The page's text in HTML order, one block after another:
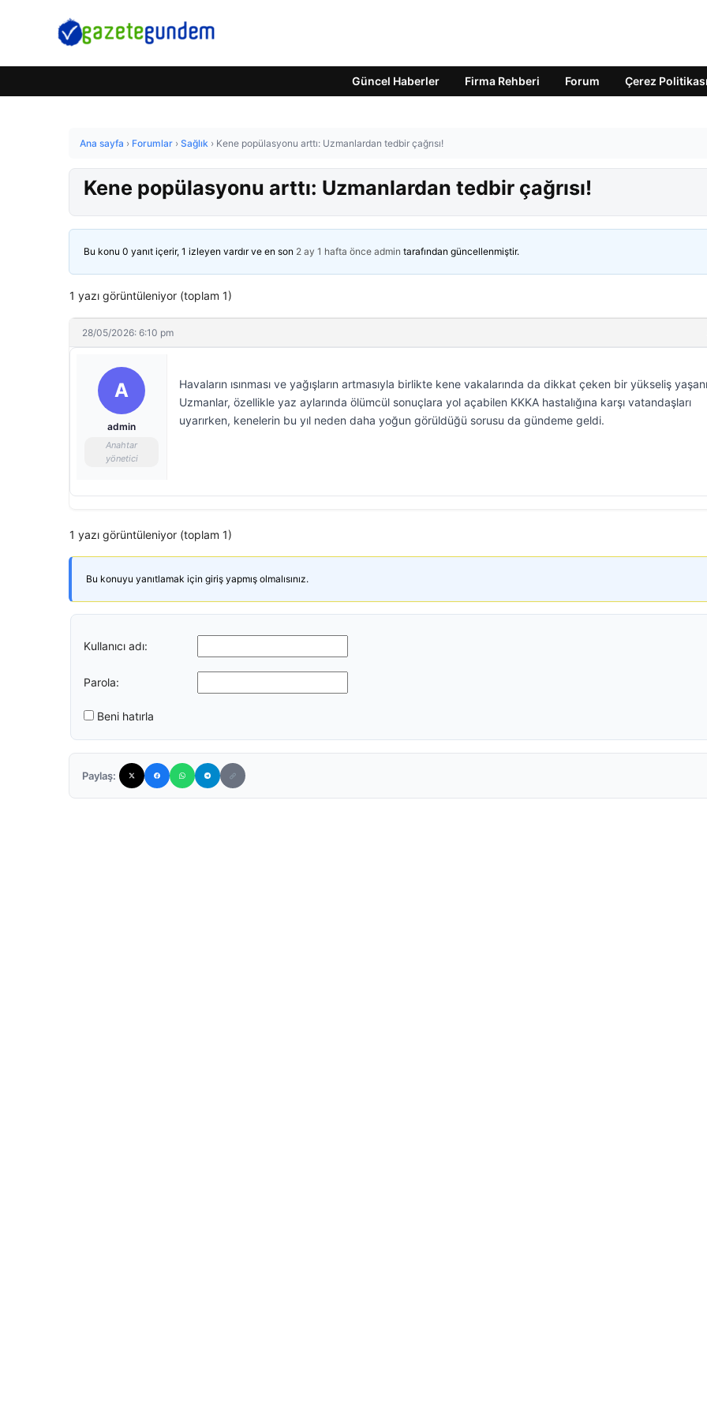
Güncel Haberler Firma Rehberi Forum Çerez Politikası
Ana sayfa › Forumlar › Sağlık › Kene popülasyonu arttı: Uzmanlardan tedbir çağrısı!
Kene popülasyonu arttı: Uzmanlardan tedbir çağrısı!
Bu konu 0 yanıt içerir, 1 izleyen vardır ve en son 2 ay 1 hafta önce admin tarafından güncellenmiştir.
1 yazı görüntüleniyor (toplam 1)
28/05/2026: 6:10 pm
A
admin
Anahtar
yönetici
Havaların ısınması ve yağışların artmasıyla birlikte kene vakalarında da dikkat çeken bir yükseliş
Uzmanlar, özellikle yaz aylarında ölümcül sonuçlara yol açabilen KKKA hastalığına karşı vatandaşları
uyarırken, kenelerin bu yıl neden daha yoğun görüldüğü sorusu da gündeme geldi.
1 yazı görüntüleniyor (toplam 1)
Bu konuyu yanıtlamak için giriş yapmış olmalısınız.
Kullanıcı adı:
Parola:
Beni hatırla
Paylaş: